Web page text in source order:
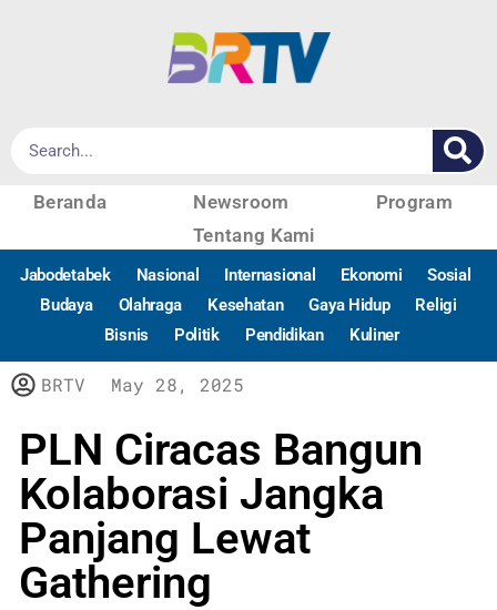
Beranda Newsroom
Program
Tentang Kami
Jabodetabek Nasional Internasional Ekonomi
Sosial
Budaya
Olahraga Kesehatan Gaya Hidup
Religi
Bisnis
Politik Pendidikan Kuliner
BRTV May 28, 2025
PLN Ciracas Bangun
Kolaborasi Jangka
Panjang Lewat
Gathering